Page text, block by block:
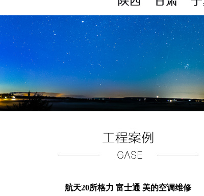
航天20所格力 富士通 美的空调维修